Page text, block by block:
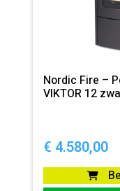
Nordic Fire –
VIKTOR 12
€ 4.580,00